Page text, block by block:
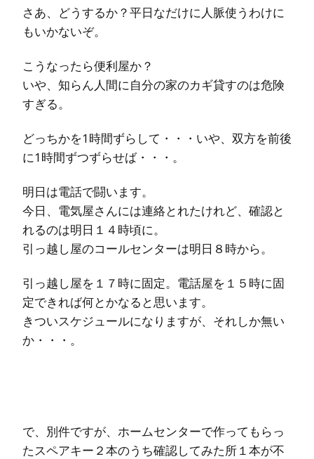
さあ、どうするか？平日なだけに人脈使うわけに
もいかないぞ。
こうなったら便利屋か？
いや、知らん人間に自分の家のカギ貸すのは危険
すぎる。
どっちかを1時間ずらして・・・いや、双方を前後
に1時間ずつずらせば・・・。
明日は電話で闘います。
今日、電気屋さんには連絡とれたけれど、確認と
れるのは明日１４時頃に。
引っ越し屋のコールセンターは明日８時から。
引っ越し屋を１７時に固定。電話屋を１５時に固
定できれば何とかなると思います。
きついスケジュールになりますが、それしか無い
か・・・。
で、別件ですが、ホームセンターで作ってもらっ
たスペアキー２本のうち確認してみた所１本が不